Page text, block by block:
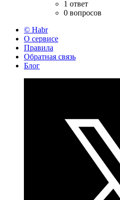
1 ответ
0 вопросов
© Habr
О сервисе
Правила
Обратная связь
Блог